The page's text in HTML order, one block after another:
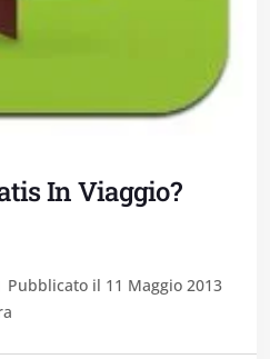
In Viaggio?
Pubblicato il 11 Maggio 2013